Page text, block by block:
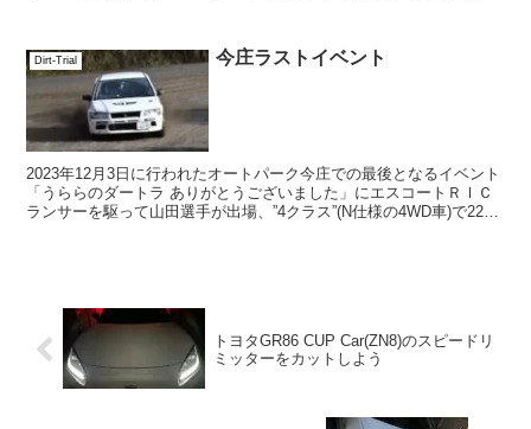
Dirt-Trial 今庄ラストイベント
2023年12月3日に行われたオートパーク今庄での最後となるイベント
「うららのダートラ ありがとうございました」にエスコートＲＩＣ
ランサーを駆って山田選手が出場、”4クラス”(N仕様の4WD車)で22位
トヨタGR86 CUP Car(ZN8)のスピードリ
ミッターをカットしよう